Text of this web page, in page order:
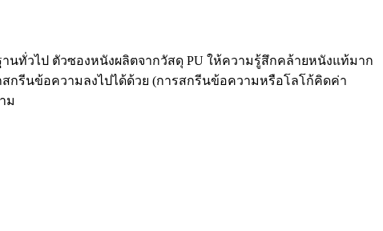
ทั่วไป ตัวซองหนังผลิตจากวัสดุ PU ให้ความรู้สึกคล้ายหนังแท้มาก
กรีนข้อความลงไปได้ด้วย (การสกรีนข้อความหรือโลโก้คิดค่า
ม